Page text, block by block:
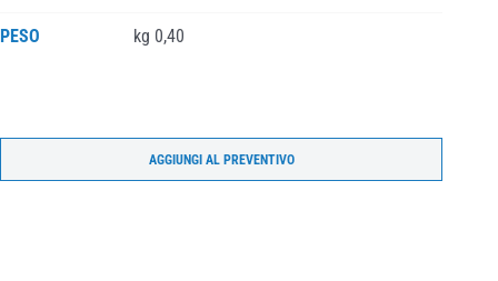
PESO kg 0,40
AGGIUNGI AL PREVENTIVO